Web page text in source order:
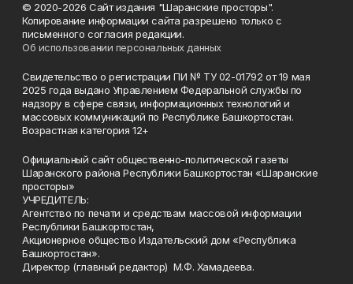
© 2020-2026 Сайт издания "Шаранские просторы".
Копирование информации сайта разрешено только с
письменного согласия редакции.
Об использовании персональных данных
Свидетельство о регистрации ПИ № ТУ 02-01792 от 19 мая
2025 года выдано Управлением Федеральной службы по
надзору в сфере связи, информационных технологий и
массовых коммуникаций по Республике Башкортостан.
Возрастная категория 12+
Официальный сайт общественно-политической газеты
Шаранского района Республики Башкортостан «Шаранские
просторы»
УЧРЕДИТЕЛЬ:
Агентство по печати и средствам массовой информации
Республики Башкортостан,
Акционерное общество Издательский дом «Республика
Башкортостан».
Директор (главный редактор) М.Ф. Хамадеева.